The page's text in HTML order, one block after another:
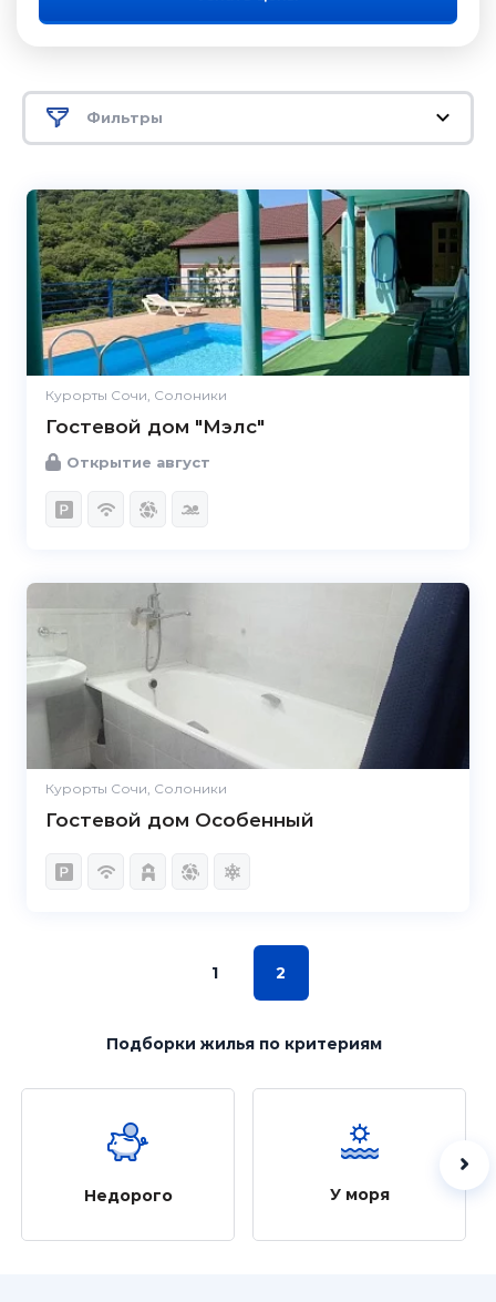
Фильтры
Курорты Сочи, Солоники
Гостевой дом "Мэлс"
Открытие август
Курорты Сочи, Солоники
Гостевой дом Особенный
1 2
Подборки жильяпо критериям
Недорого У моря